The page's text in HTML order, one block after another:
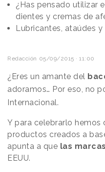
¿Has pensado utilizar
dientes y cremas de
Lubricantes, ataúdes
Redacción 05/09/2015 · 11:00
¿Eres un amante del
adoramos… Por eso, no
Internacional.
Y para celebrarlo hemos
productos creados a
apunta a que las
EEUU.